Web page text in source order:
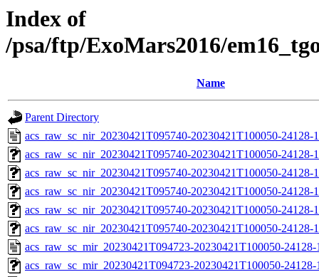
Index of
/psa/ftp/ExoMars2016/
Name
Parent Directory
acs_raw_sc_nir_20230421T095740-20230421T100050-24128-
acs_raw_sc_nir_20230421T095740-20230421T100050-24128-
acs_raw_sc_nir_20230421T095740-20230421T100050-24128-
acs_raw_sc_nir_20230421T095740-20230421T100050-24128-
acs_raw_sc_nir_20230421T095740-20230421T100050-24128-
acs_raw_sc_nir_20230421T095740-20230421T100050-
acs_raw_sc_mir_20230421T094723-20230421T100050-
acs_raw_sc_mir_20230421T094723-20230421T100050-